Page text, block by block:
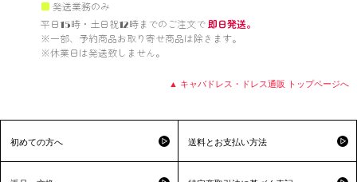
■ 発送業務のみ
平日15時・土日祝12時までのご注文で 即日発送。
※一部、予約商品お取り寄せ商品は除きます。
※休業日は発送致しません。
▲ キャバドレス・ドレス通販 トップページへ
初めての方へ 送料とお支払い方法